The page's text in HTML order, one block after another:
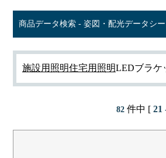
商品データ検索 - 姿図・配光データシ
施設用照明住宅用照明LEDブラケ
82 件中 [ 21